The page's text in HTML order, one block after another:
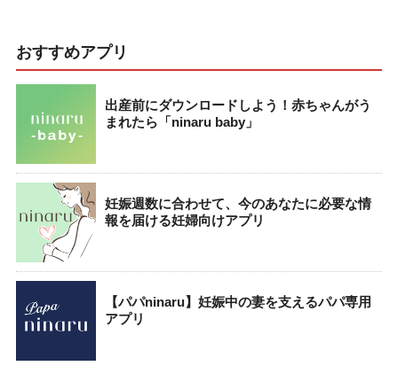
おすすめアプリ
出産前にダウンロードしよう！赤ちゃんがう
まれたら「ninaru baby」
妊娠週数に合わせて、今のあなたに必要な情
報を届ける妊婦向けアプリ
【パパninaru】妊娠中の妻を支えるパパ専用
アプリ